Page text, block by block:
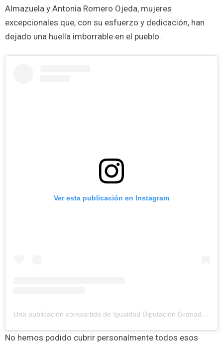
Almazuela y Antonia Romero Ojeda, mujeres
excepcionales que, con su esfuerzo y dedicación, han
dejado una huella imborrable en el pueblo.
Ver esta publicación en Instagram
Una publicación compartida de Igualdad Diputación Granada (@igualdad.engranada)
No hemos podido cubrir personalmente todos esos